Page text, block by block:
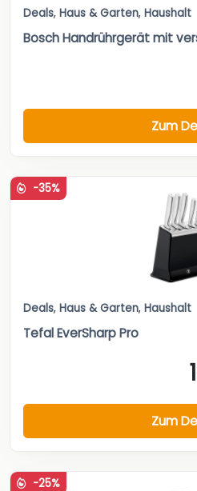
Deals, Haus & Garten, Haushalt
Bosch Handrührgerät mit
Zum
-35%
Deals, Haus & Garten, Haushalt
Tefal EverSharp Pro
Zum
-25%